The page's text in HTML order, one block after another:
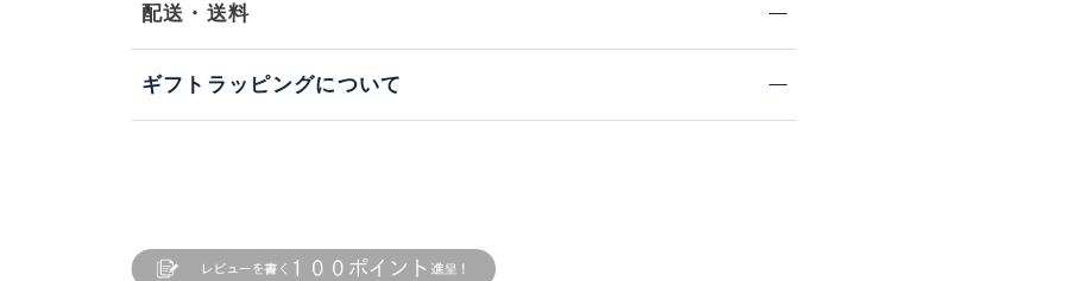
配送・送料
ギフトラッピングについて